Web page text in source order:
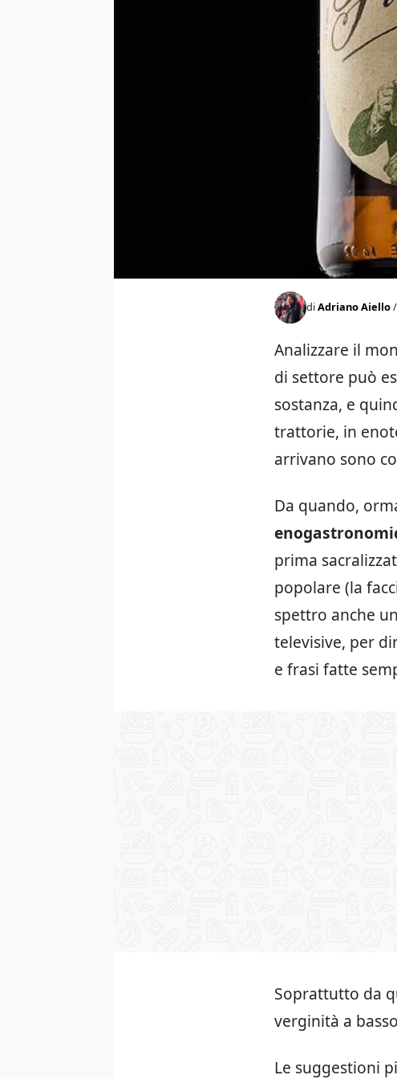
diAdriano Aiello
Analizzare il
di settore può
sostanza, e
trattorie, in
arrivano sono
Da quando,
prima
popolare (la
spettro anche
televisive, per
e frasi fatte
Soprattutto da
verginità a
Le suggestioni